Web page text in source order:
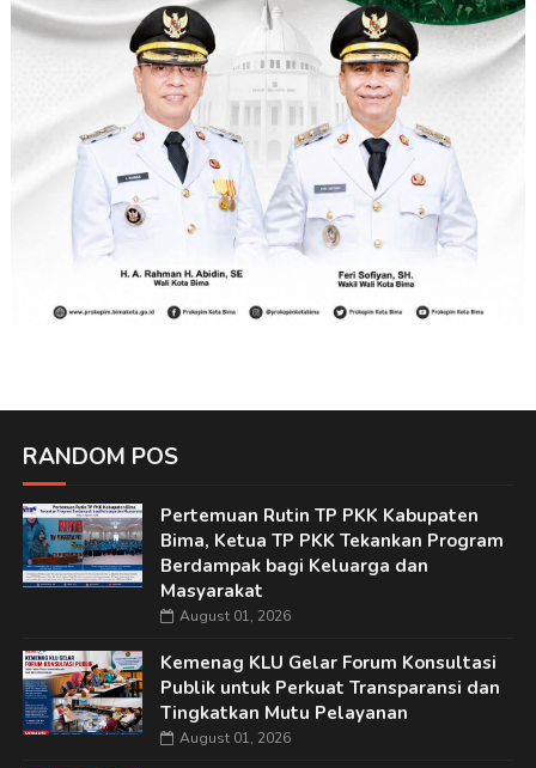
RANDOM POS
Pertemuan Rutin TP PKK Kabupaten
Bima, Ketua TP PKK Tekankan Program
Berdampak bagi Keluarga dan
Masyarakat
August 01, 2026
Kemenag KLU Gelar Forum Konsultasi
Publik untuk Perkuat Transparansi dan
Tingkatkan Mutu Pelayanan
August 01, 2026